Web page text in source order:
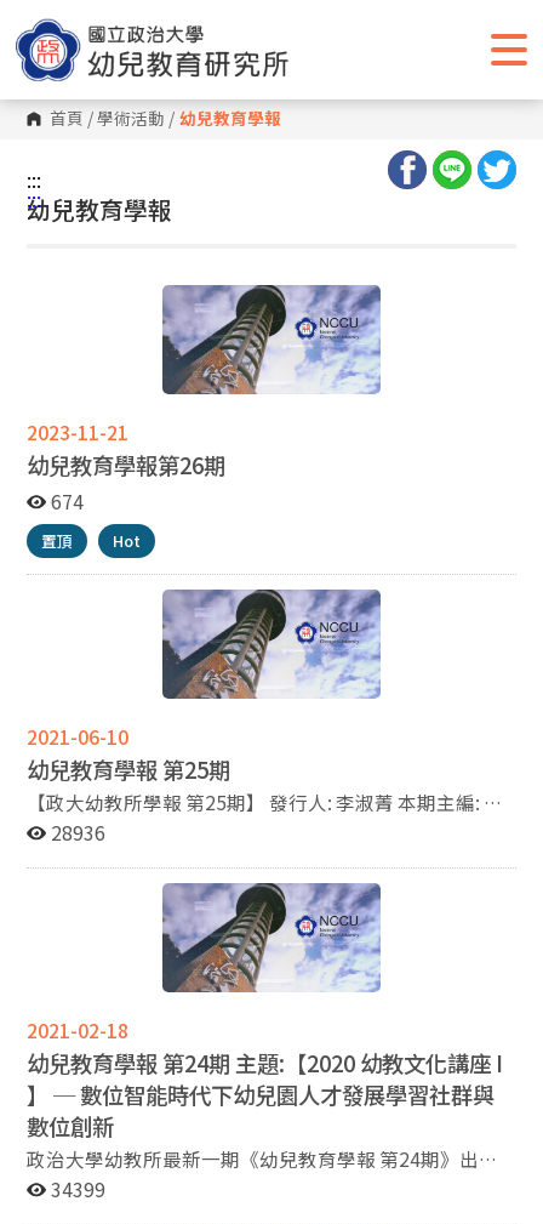
到
主
要
內
容
區 首頁 /學術活動 / 幼兒教育學報
:::
:::
幼兒教育學報
2023-11-21
幼兒教育學報第26期
674
置頂 Hot
2021-06-10
幼兒教育學報 第25期
【政大幼教所學報 第25期】 發行人: 李淑菁 本期主編: 蘇
盈榕 本期幼兒教育學報豐富的內容包含： 1.幼教研究：幼
座、書籍評論 3.活動資訊：活動預告、研討會資訊、幼教
所活動 4.媒體報導：轉發文章
28936
2021-02-18
幼兒教育學報 第24期 主題:【2020 幼教文化講座 I
】 ─數位智能時代下幼兒園人才發展學習社群與
數位創新
政治大學幼教所最新一期《幼兒教育學報 第24期》出爐
囉～ 本期主題：【2020 幼教文化講座 I 】 ─ 數位智能時34399